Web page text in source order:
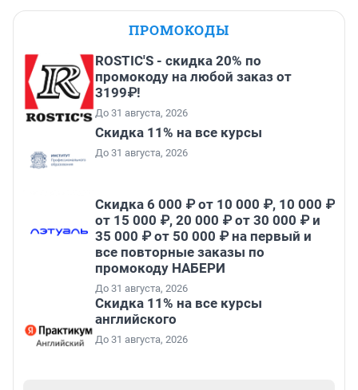
ПРОМОКОДЫ
ROSTIC'S - скидка 20% по
промокоду на любой заказ от
3199₽!
До 31 августа, 2026
Скидка 11% на все курсы
До 31 августа, 2026
Скидка 6 000 ₽ от 10 000 ₽, 10 000 ₽
от 15 000 ₽, 20 000 ₽ от 30 000 ₽ и
35 000 ₽ от 50 000 ₽ на первый и
все повторные заказы по
промокоду НАБЕРИ
До 31 августа, 2026
Скидка 11% на все курсы
английского
До 31 августа, 2026